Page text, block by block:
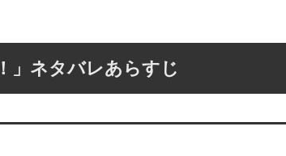
」ネタバレあらすじ